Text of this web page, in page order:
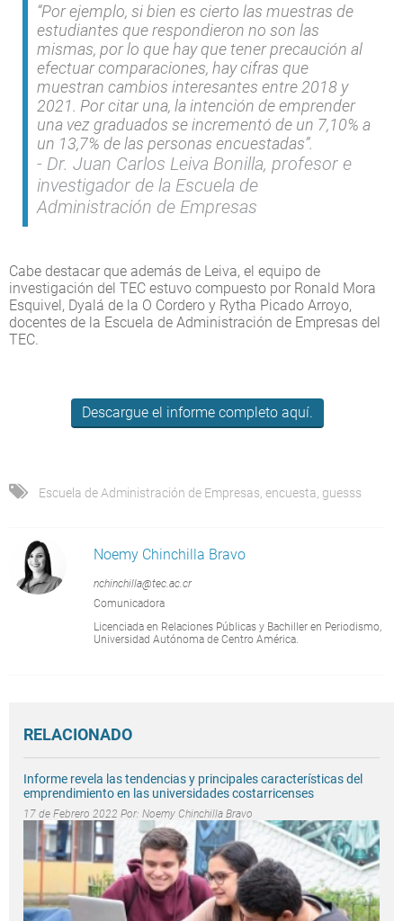
“Por ejemplo, si bien es cierto las muestras de
estudiantes que respondieron no son las
mismas, por lo que hay que tener precaución al
efectuar comparaciones, hay cifras que
muestran cambios interesantes entre 2018 y
2021. Por citar una, la intención de emprender
una vez graduados se incrementó de un 7,10% a
un 13,7% de las personas encuestadas”.
Dr. Juan Carlos Leiva Bonilla, profesor e
investigador de la Escuela de
Administración de Empresas
Cabe destacar que además de Leiva, el equipo de
investigación del TEC estuvo compuesto por Ronald Mora
Esquivel, Dyalá de la O Cordero y Rytha Picado Arroyo,
docentes de la Escuela de Administración de Empresas del
TEC.
Descargue el informe completo aquí.
Escuela de Administración de Empresas encuesta guesss
Noemy Chinchilla Bravo
nchinchilla@tec.ac.cr
Comunicadora
Licenciada en Relaciones Públicas y Bachiller en Periodismo,
Universidad Autónoma de Centro América.
RELACIONADO
Informe revela las tendencias y principales características del
emprendimiento en las universidades costarricenses
17 de Febrero 2022 Por: Noemy Chinchilla Bravo